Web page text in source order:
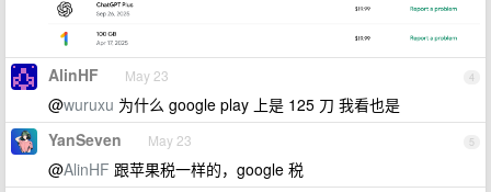
4
AlinHF May 23
@wuruxu 为什么 google play 上是 125 刀 我看也是
5
YanSeven May 23
@AlinHF 跟苹果税一样的，google 税